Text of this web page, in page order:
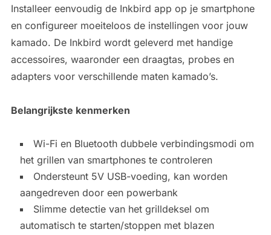
Installeer eenvoudig de Inkbird app op je smartphone
en configureer moeiteloos de instellingen voor jouw
kamado. De Inkbird wordt geleverd met handige
accessoires, waaronder een draagtas, probes en
adapters voor verschillende maten kamado’s.
Belangrijkste kenmerken
Wi-Fi en Bluetooth dubbele verbindingsmodi om
het grillen van smartphones te controleren
Ondersteunt 5V USB-voeding, kan worden
aangedreven door een powerbank
Slimme detectie van het grilldeksel om
automatisch te starten/stoppen met blazen